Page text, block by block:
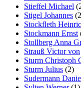
Stieffel Michael
Stigel Johannes
Stockfleth
Stockmann Ernst
Stollberg Anna
Strauß Victor von
Sturm Christoph
Sturm Julius (2)
Sudermann